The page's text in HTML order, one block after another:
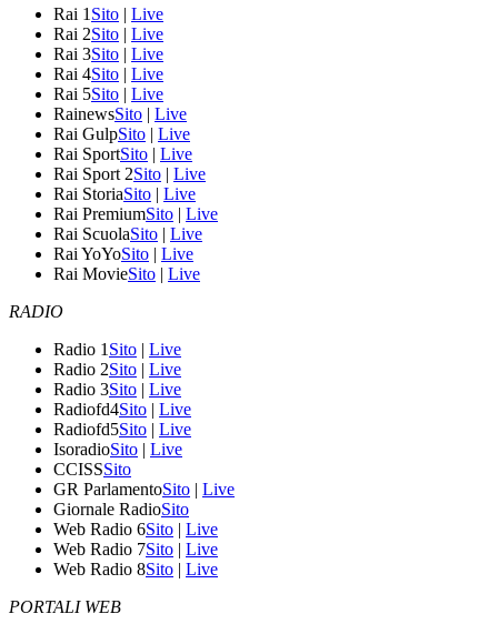
Rai 1 Sito | Live
Rai 2Sito | Live
Rai 3Sito | Live
Rai 4Sito | Live
Rai 5Sito | Live
RainewsSito | Live
Rai GulpSito | Live
Rai SportSito | Live
Rai Sport 2Sito | Live
Rai StoriaSito | Live
Rai PremiumSito | Live
Rai ScuolaSito | Live
Rai YoYoSito | Live
Rai MovieSito | Live
RADIO
Radio 1 Sito | Live
Radio 2Sito | Live
Radio 3Sito | Live
Radiofd4Sito | Live
Radiofd5Sito | Live
IsoradioSito | Live
CCISSSito
GR ParlamentoSito | Live
Giornale RadioSito
Web Radio 6Sito | Live
Web Radio 7Sito | Live
Web Radio 8Sito | Live
PORTALI WEB